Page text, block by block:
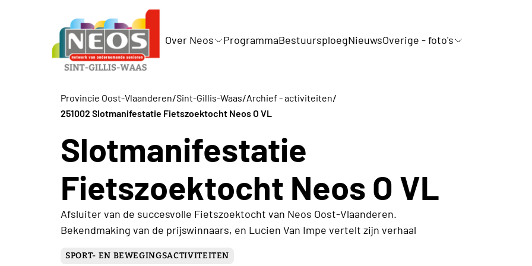
Over Neos ProgrammaBestuursploegNieuwsOverige - foto's
Provincie Oost-Vlaanderen/Sint-Gillis-Waas/Archief - activiteiten/
251002 Slotmanifestatie Fietszoektocht Neos O VL
Slotmanifestatie
Fietszoektocht Neos O VL
Afsluiter van de succesvolle Fietszoektocht van Neos Oost-Vlaanderen.
Bekendmaking van de prijswinnaars, en Lucien Van Impe vertelt zijn verhaal
SPORT- EN BEWEGINGSACTIVITEITEN